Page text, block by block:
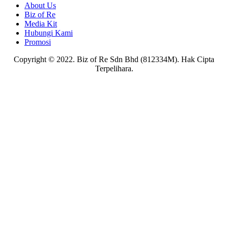
About Us
Biz of Re
Media Kit
Hubungi Kami
Promosi
Copyright © 2022. Biz of Re Sdn Bhd (812334M). Hak Cipta
Terpelihara.